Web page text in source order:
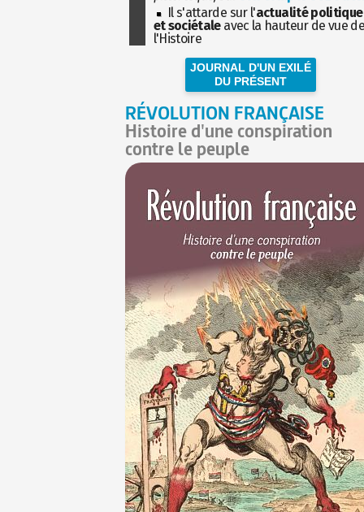
Il s'attarde sur l'actualité politique
et sociétaleavec la hauteur de vue
l'Histoire
JOURNAL D'UN EXILÉ
DU PRÉSENT
RÉVOLUTION FRANÇAISE
Histoire d'une conspiration
contre le peuple